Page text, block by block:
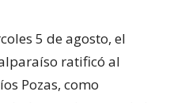
5 de agosto, el
ratificó al
Pozas, como